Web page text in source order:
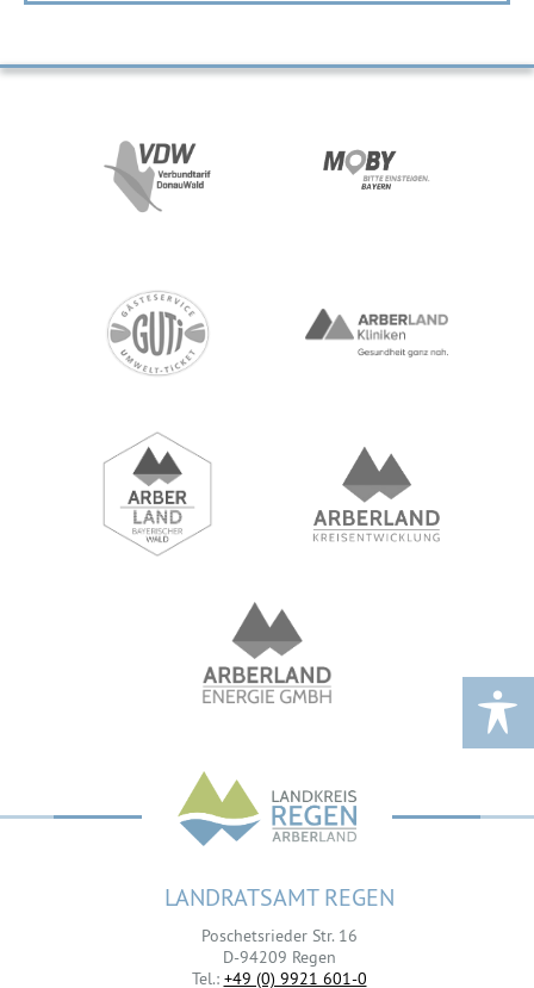
LANDRATSAMT REGEN
Poschetsrieder Str. 16
D-94209 Regen
Tel.: +49 (0) 9921 601-0